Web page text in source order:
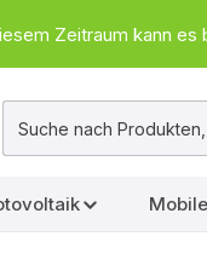
Zeitraum kann